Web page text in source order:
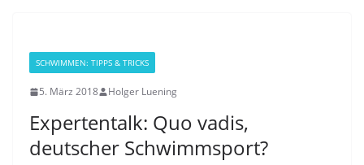
SCHWIMMEN: TIPPS & TRICKS
5. März 2018 Holger Luening
Expertentalk: Quo vadis,
deutscher Schwimmsport?